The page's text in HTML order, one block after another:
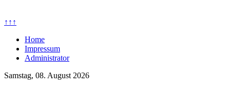
↑↑↑
Home
Impressum
Administrator
Samstag, 08. August 2026